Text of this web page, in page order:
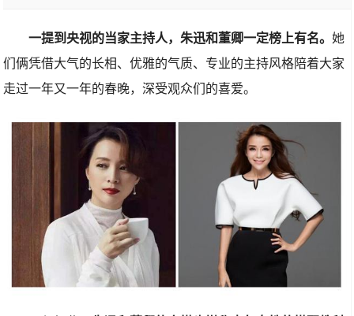
一提到央视的当家主持人，朱迅和董卿一定榜上有名。她
们俩凭借大气的长相、优雅的气质、专业的主持风格陪着大家
走过一年又一年的春晚，深受观众们的喜爱。